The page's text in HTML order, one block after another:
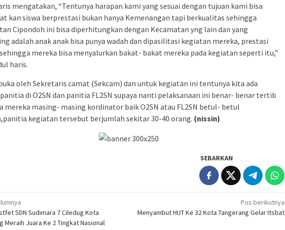
mengatakan, “Tentunya harapan kami yang sesuai dengan tujuan kami bisa
kan siswa berprestasi bukan hanya Kemenangan tapi berkualitas sehingga
Cipondoh ini bisa diperhitungkan dengan Kecamatan yng lain dan yang
adalah anak anak bisa punya wadah dan dipasilitasi kegiatan mereka, prestasi
mereka bisa menyalurkan bakat- bakat mereka pada kegiatan seperti itu,”
haris.
oleh Sekretaris camat (Sekcam) dan untuk kegiatan ini tentunya kita ada
di O2SN dan panitia FL2SN supaya nanti pelaksanaan ini benar- benar tertib
mereka masing- masing kordinator baik O2SN atau FL2SN betul- betul
kegiatan tersebut berjumlah sekitar 30-40 orang. (nissin)
SEBARKAN
SDN Sudimara 7 Ciledug Kota
Meraih Juara Ke 2 Tingkat Nasional
Pos berikutnya
Menyambut HUT Ke 32 Kota Tangerang Gelar Itsbat